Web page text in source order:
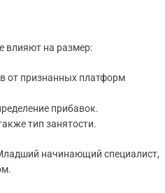
влияют на размер:
от признанных платформ
прибавок.
тип занятости.
начинающий специалист,